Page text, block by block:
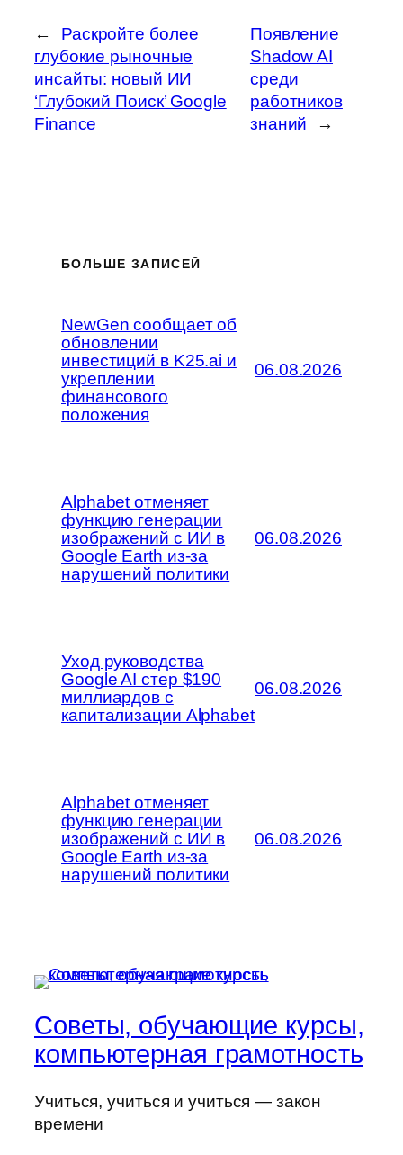
←
Раскройте более
глубокие рыночные
инсайты: новый ИИ
‘Глубокий Поиск’ Google
Finance
Появление
Shadow AI
среди
работников
знаний
→
БОЛЬШЕ ЗАПИСЕЙ
NewGen сообщает об
обновлении
инвестиций в K25.ai и
укреплении
финансового
положения
06.08.2026
Alphabet отменяет
функцию генерации
изображений с ИИ в
Google Earth из-за
нарушений политики
06.08.2026
Уход руководства
Google AI стер $190
миллиардов с
капитализации Alphabet
06.08.2026
Alphabet отменяет
функцию генерации
изображений с ИИ в
Google Earth из-за
нарушений политики
06.08.2026
Советы, обучающие курсы,
компьютерная грамотность
Учиться, учиться и учиться — закон
времени